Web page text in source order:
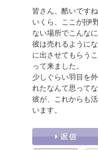
皆さん、酷いですね
いくら、ここが[伊
ない場所でこんなに
彼は売れるように
に出させてもらう
って来ました。
少しぐらい羽目を
れたなんて思って
彼が、これからも
います。